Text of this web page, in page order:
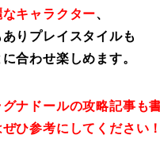
キャラクター、
ありプレイスタイルも
合わせ楽しめます。
ナドールの攻略記事も
ひ参考にしてください